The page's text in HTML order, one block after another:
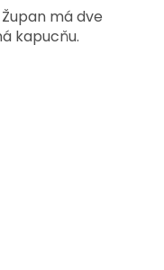
Župan má dve
kapucňu.